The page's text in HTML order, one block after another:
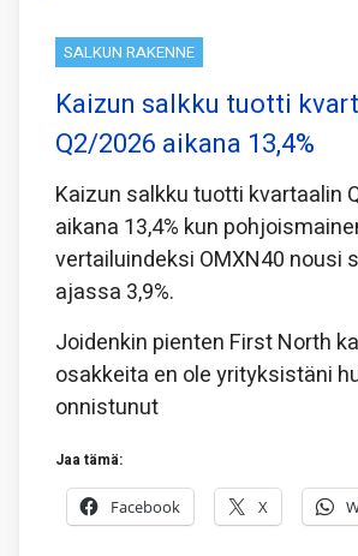
SALKUN RAKENNE
Kaizun salkku tuotti
Q2/2026 aikana 13,4%
Kaizun salkku tuotti kvartaalin
aikana 13,4% kun
vertailuindeksi OMXN40 nousi
ajassa 3,9%.
Joidenkin pienten First North
osakkeita en ole yrityksistäni
onnistunut
Jaa tämä:
Facebook X